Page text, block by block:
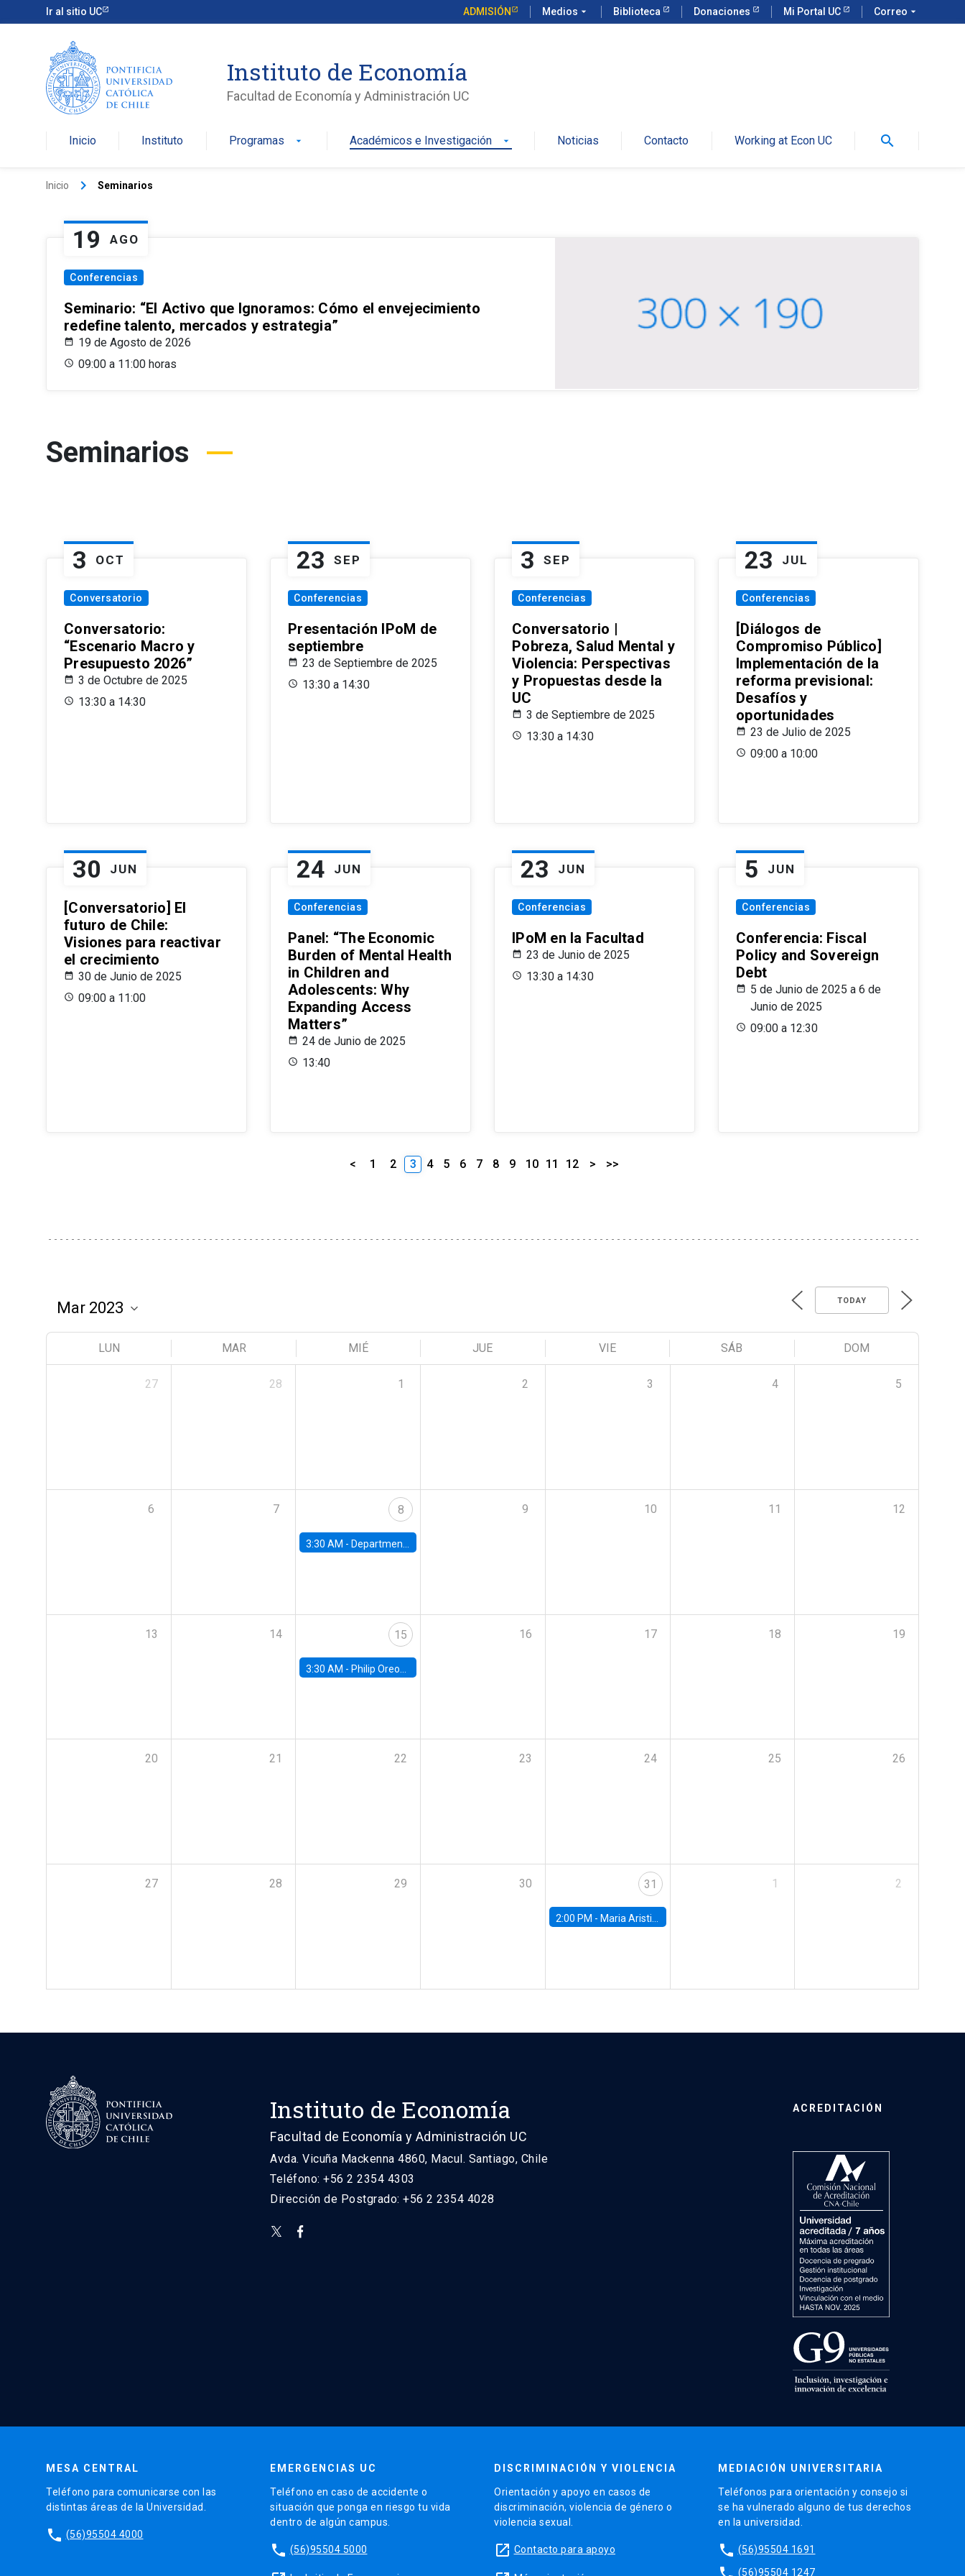
Ir al sitio UC ADMISIÓN Medios arrow_drop_down Biblioteca Donaciones Mi Portal UC Correo arrow_drop_down
Instituto de Economía
Facultad de Economía y Administración UC
Inicio Instituto Programas arrow_drop_down Académicos e Investigación arrow_drop_down Noticias Contacto Working at Econ UC search
Inicio keyboard_arrow_right Seminarios
19 AGO
Conferencias
Seminario: “El Activo que Ignoramos: Cómo el envejecimiento
redefine talento, mercados y estrategia”
19 de Agosto de 2026
09:00 a 11:00 horas
Seminarios
3 OCT
Conversatorio
Conversatorio:
“Escenario Macro y
Presupuesto 2026”
3 de Octubre de 2025
13:30 a 14:30
23 SEP
Conferencias
Presentación IPoM de
septiembre
23 de Septiembre de 2025
13:30 a 14:30
3 SEP
Conferencias
Conversatorio |
Pobreza, Salud Mental y
Violencia: Perspectivas
y Propuestas desde la
UC
3 de Septiembre de 2025
13:30 a 14:30
23 JUL
Conferencias
[Diálogos de
Compromiso Público]
Implementación de la
reforma previsional:
Desafíos y
oportunidades
23 de Julio de 2025
09:00 a 10:00
30 JUN
[Conversatorio] El
futuro de Chile:
Visiones para reactivar
el crecimiento
30 de Junio de 2025
09:00 a 11:00
24 JUN
Conferencias
Panel: “The Economic
Burden of Mental Health
in Children and
Adolescents: Why
Expanding Access
Matters”
24 de Junio de 2025
13:40
23 JUN
Conferencias
IPoM en la Facultad
23 de Junio de 2025
13:30 a 14:30
5 JUN
Conferencias
Conferencia: Fiscal
Policy and Sovereign
Debt
5 de Junio de 2025 a 6 de
Junio de 2025
09:00 a 12:30
< 1 2 3 4 5 6 7 8 9 10 11 12 > >>
TODAY
LUN MAR MIÉ JUE VIE SÁB DOM
27 28 1 2 3 4 5
6 7 8
3:30 AM - Department Seminar: James Robinson
9 10 11 12
13 14 15
3:30 AM - Philip Oreopolous, University of Toronto
16 17 18 19
20 21 22 23 24 25 26
27 28 29 30 31
2:00 PM - Maria Aristizabal-Ramirez, FED Board
1 2
Instituto de Economía
Facultad de Economía y Administración UC
Avda. Vicuña Mackenna 4860, Macul. Santiago, Chile
Teléfono: +56 2 2354 4303
Dirección de Postgrado: +56 2 2354 4028
ACREDITACIÓN
MESA CENTRAL
Teléfono para comunicarse con las
distintas áreas de la Universidad.
phone (56)95504 4000
EMERGENCIAS UC
Teléfono en caso de accidente o
situación que ponga en riesgo tu vida
dentro de algún campus.
phone (56)95504 5000
DISCRIMINACIÓN Y VIOLENCIA
Orientación y apoyo en casos de
discriminación, violencia de género o
violencia sexual.
launch Contacto para apoyo
MEDIACIÓN UNIVERSITARIA
Teléfonos para orientación y consejo si
se ha vulnerado alguno de tus derechos
en la universidad.
phone (56)95504 1691
(56)95504 1247